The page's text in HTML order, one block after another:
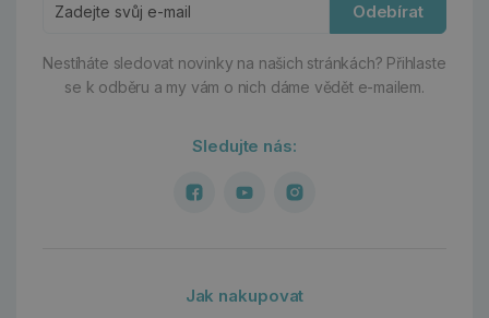
Odebírat
Nestíháte sledovat novinky na našich stránkách? Přihlaste
se k odběru a my vám o nich dáme vědět e-mailem.
Sledujte nás:
Jak nakupovat